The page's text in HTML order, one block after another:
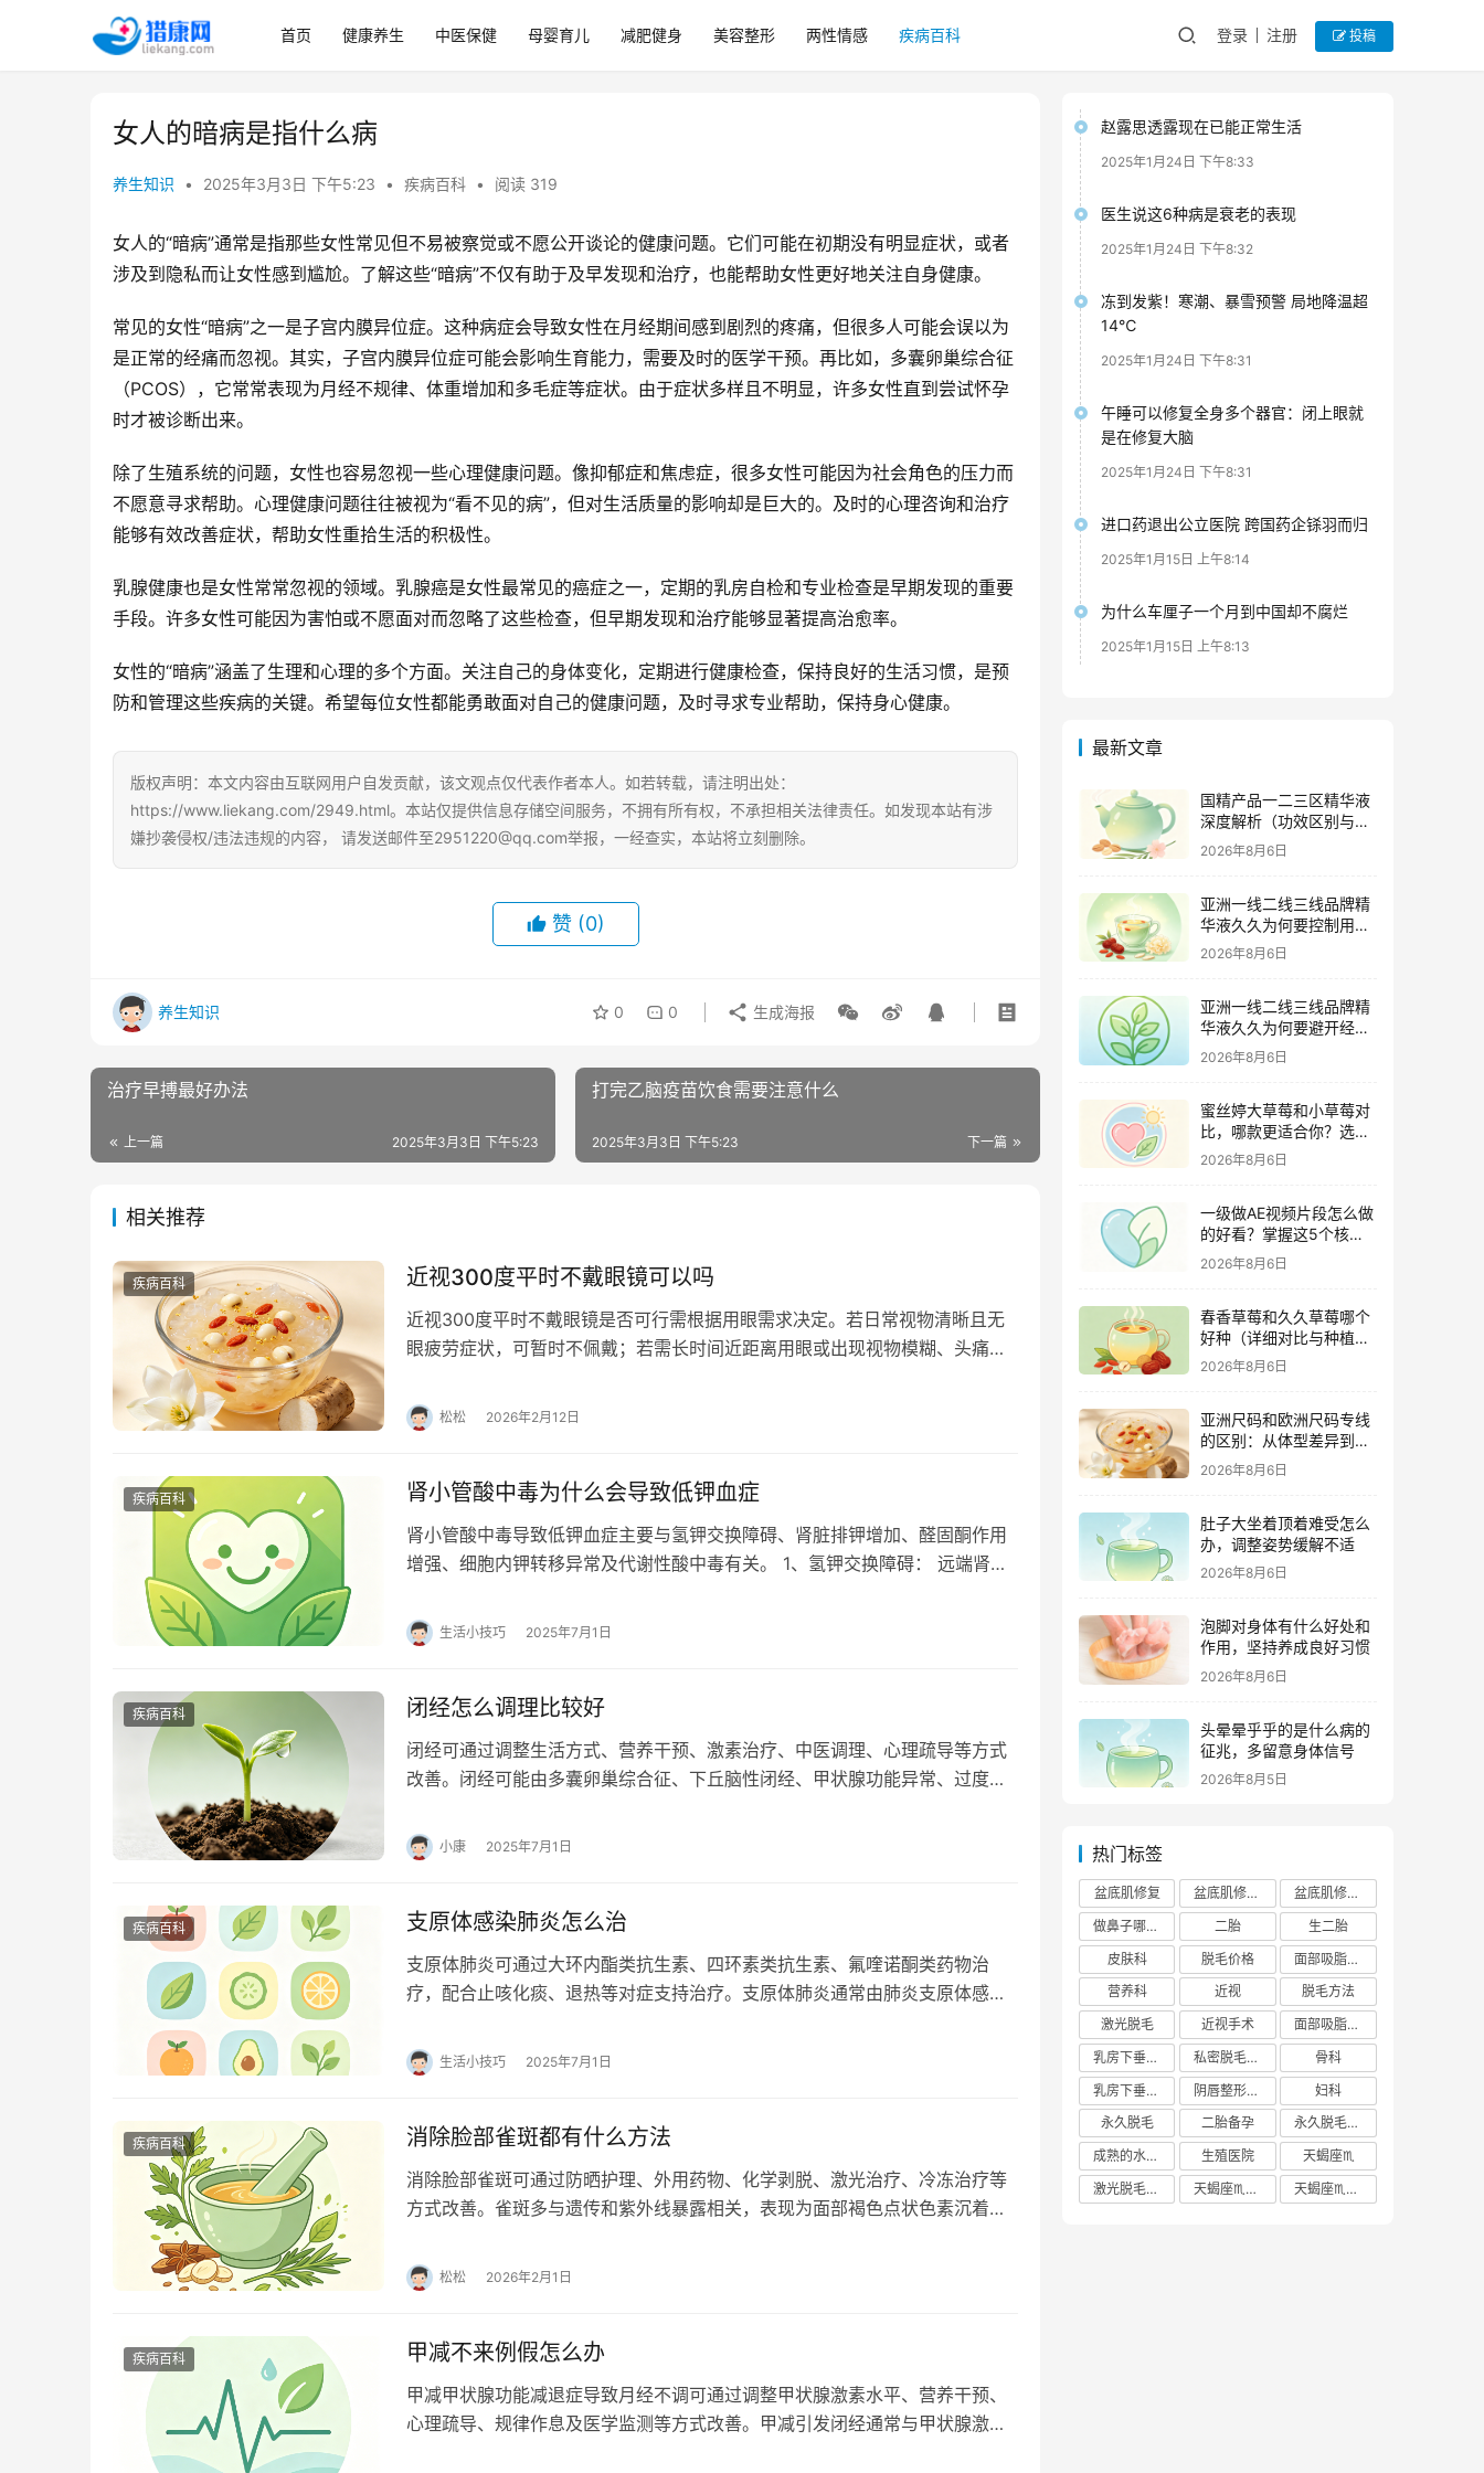
首页 健康养生 中医保健 母婴育儿 减肥健身 美容整形 两性情感 疾病百科 登录 注册 投稿
女人的暗病是指什么病
养生知识 • 2025年3月3日 下午5:23 • 疾病百科 • 阅读 319
女人的“暗病”通常是指那些女性常见但不易被察觉或不愿公开谈论的健康问题。它们可能在初期没有明显症状，或者
涉及到隐私而让女性感到尴尬。了解这些“暗病”不仅有助于及早发现和治疗，也能帮助女性更好地关注自身健康。
常见的女性“暗病”之一是子宫内膜异位症。这种病症会导致女性在月经期间感到剧烈的疼痛，但很多人可能会误以为
是正常的经痛而忽视。其实，子宫内膜异位症可能会影响生育能力，需要及时的医学干预。再比如，多囊卵巢综合征
（PCOS），它常常表现为月经不规律、体重增加和多毛症等症状。由于症状多样且不明显，许多女性直到尝试怀孕
时才被诊断出来。
除了生殖系统的问题，女性也容易忽视一些心理健康问题。像抑郁症和焦虑症，很多女性可能因为社会角色的压力而
不愿意寻求帮助。心理健康问题往往被视为“看不见的病”，但对生活质量的影响却是巨大的。及时的心理咨询和治疗
能够有效改善症状，帮助女性重拾生活的积极性。
乳腺健康也是女性常常忽视的领域。乳腺癌是女性最常见的癌症之一，定期的乳房自检和专业检查是早期发现的重要
手段。许多女性可能因为害怕或不愿面对而忽略了这些检查，但早期发现和治疗能够显著提高治愈率。
女性的“暗病”涵盖了生理和心理的多个方面。关注自己的身体变化，定期进行健康检查，保持良好的生活习惯，是预
防和管理这些疾病的关键。希望每位女性都能勇敢面对自己的健康问题，及时寻求专业帮助，保持身心健康。
版权声明：本文内容由互联网用户自发贡献，该文观点仅代表作者本人。如若转载，请注明出处：
https://www.liekang.com/2949.html。本站仅提供信息存储空间服务，不拥有所有权，不承担相关法律责任。如发现本站有涉
嫌抄袭侵权/违法违规的内容， 请发送邮件至2951220@qq.com举报，一经查实，本站将立刻删除。
赞 (0)
养生知识 0 0 生成海报
治疗早搏最好办法
上一篇 2025年3月3日 下午5:23
打完乙脑疫苗饮食需要注意什么
下一篇
2025年3月3日 下午5:23
相关推荐
疾病百科 近视300度平时不戴眼镜可以吗
近视300度平时不戴眼镜是否可行需根据用眼需求决定。若日常视物清晰且无
眼疲劳症状，可暂时不佩戴；若需长时间近距离用眼或出现视物模糊、头痛等
松松 2026年2月12日
疾病百科 肾小管酸中毒为什么会导致低钾血症
肾小管酸中毒导致低钾血症主要与氢钾交换障碍、肾脏排钾增加、醛固酮作用
增强、细胞内钾转移异常及代谢性酸中毒有关。 1、氢钾交换障碍： 远端肾小
生活小技巧 2025年7月1日
疾病百科 闭经怎么调理比较好
闭经可通过调整生活方式、营养干预、激素治疗、中医调理、心理疏导等方式
改善。闭经可能由多囊卵巢综合征、下丘脑性闭经、甲状腺功能异常、过度减
小康 2025年7月1日
疾病百科 支原体感染肺炎怎么治
支原体肺炎可通过大环内酯类抗生素、四环素类抗生素、氟喹诺酮类药物治
疗，配合止咳化痰、退热等对症支持治疗。支原体肺炎通常由肺炎支原体感染
生活小技巧 2025年7月1日
疾病百科 消除脸部雀斑都有什么方法
消除脸部雀斑可通过防晒护理、外用药物、化学剥脱、激光治疗、冷冻治疗等
方式改善。雀斑多与遗传和紫外线暴露相关，表现为面部褐色点状色素沉着。
松松 2026年2月1日
疾病百科 甲减不来例假怎么办
甲减甲状腺功能减退症导致月经不调可通过调整甲状腺激素水平、营养干预、
心理疏导、规律作息及医学监测等方式改善。甲减引发闭经通常与甲状腺激素
赵露思透露现在已能正常生活
2025年1月24日 下午8:33
医生说这6种病是衰老的表现
2025年1月24日 下午8:32
冻到发紫！寒潮、暴雪预警 局地降温超
14℃
2025年1月24日 下午8:31
午睡可以修复全身多个器官：闭上眼就
是在修复大脑
2025年1月24日 下午8:31
进口药退出公立医院 跨国药企铩羽而归
2025年1月15日 上午8:14
为什么车厘子一个月到中国却不腐烂
2025年1月15日 上午8:13
最新文章
国精产品一二三区精华液
深度解析（功效区别与适
用肤质全指南）
2026年8月6日
亚洲一线二线三线品牌精
华液久久为何要控制用量
（过度使用与皮肤负担的
2026年8月6日
亚洲一线二线三线品牌精
华液久久为何要避开经期
（激素变化与皮肤敏感度
关联）
2026年8月6日
蜜丝婷大草莓和小草莓对
比，哪款更适合你？选购
指南全解析
2026年8月6日
一级做AE视频片段怎么做
的好看？掌握这5个核心
技巧
2026年8月6日
春香草莓和久久草莓哪个
好种（详细对比与种植指
南）
2026年8月6日
亚洲尺码和欧洲尺码专线
的区别：从体型差异到购
物避坑指南
2026年8月6日
肚子大坐着顶着难受怎么
办，调整姿势缓解不适
2026年8月6日
泡脚对身体有什么好处和
作用，坚持养成良好习惯
2026年8月6日
头晕晕乎乎的是什么病的
征兆，多留意身体信号
2026年8月5日
热门标签
盆底肌修复 盆底肌修复医院排行榜
盆底肌修复多少钱
做鼻子哪个正规医院比较出名
二胎
生二胎
皮肤科
脱毛价格
面部吸脂费用
营养科
近视
脱毛方法
激光脱毛
近视手术
面部吸脂多少钱
乳房下垂矫正价格
私密脱毛方法
骨科
乳房下垂矫正费用
阴唇整形手术多少钱
妇科
永久脱毛
二胎备孕
永久脱毛方法
成熟的水蜜桃
生殖医院
天蝎座♏️
激光脱毛价格
天蝎座♏️女生 天蝎座♏️男生